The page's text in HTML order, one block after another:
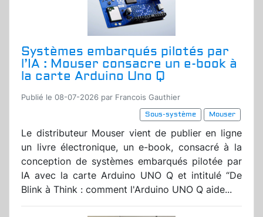
Systèmes embarqués pilotés par
l’IA : Mouser consacre un e-book à
la carte Arduino Uno Q
Publié le 08-07-2026 par Francois Gauthier
Sous-système
Mouser
Le distributeur Mouser vient de publier en ligne
un livre électronique, un e-book, consacré à la
conception de systèmes embarqués pilotée par
IA avec la carte Arduino UNO Q et intitulé “De
Blink à Think : comment l'Arduino UNO Q aide...